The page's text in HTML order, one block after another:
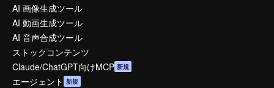
AI 画像生成ツール
AI 動画生成ツール
AI 音声合成ツール
ストックコンテンツ
Claude/ChatGPT向けMCP 新規
エージェント 新規